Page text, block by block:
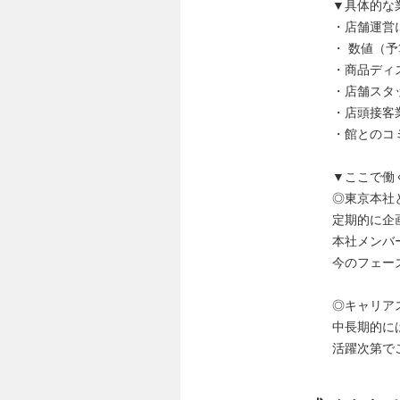
▼具体的な
・店舗運
・ 数値（
・商品デ
・店舗ス
・店頭接客
・館との
▼ここで働
◎東京本社
定期的に企
本社メンバ
今のフェ
◎キャリア
中長期的に
活躍次第で